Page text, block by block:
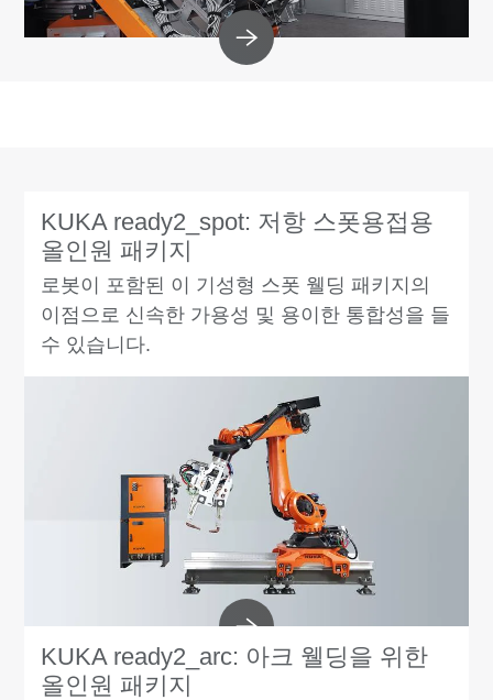
KUKA ready2_spot: 저항 스폿용접용
올인원 패키지
로봇이 포함된 이 기성형 스폿 웰딩 패키지의
이점으로 신속한 가용성 및 용이한 통합성을 들
수 있습니다.
KUKA ready2_arc: 아크 웰딩을 위한
올인원 패키지